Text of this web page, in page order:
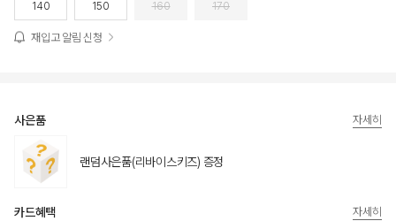
140 150 160 170
재입고 알림 신청
사은품
랜덤사은품(리바이스키즈) 증정
자세히
카드혜택
자세히